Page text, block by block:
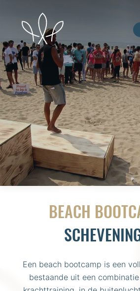
content
BEACH
Een beach bootcamp is een
bestaande uit een